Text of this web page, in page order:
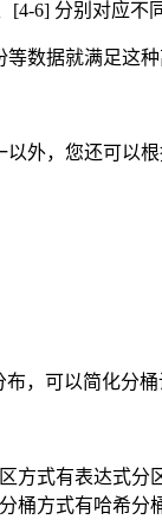
6] 分别对应不同
数据就满足这
外，您还可以
，可以简化分桶
式有表达式分
桶方式有哈希分